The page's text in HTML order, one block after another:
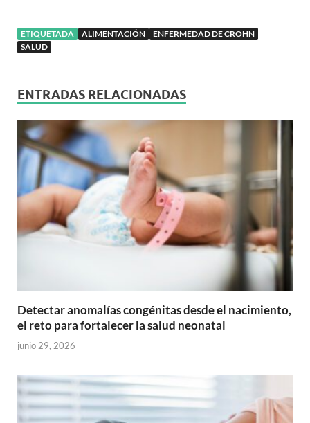
ETIQUETADA ALIMENTACIÓN
ENFERMEDAD DE CROHN
SALUD
ENTRADAS RELACIONADAS
Detectar anomalías congénitas desde el nacimiento,
el reto para fortalecer la salud neonatal
junio 29, 2026